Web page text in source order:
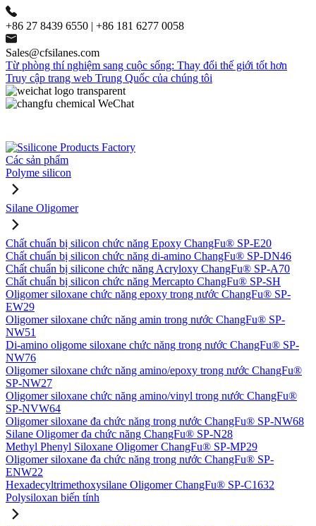
+86 27 8439 6550 | +86 181 6277 0058
Sales@cfsilanes.com
Từ phòng thí nghiệm sang cuộc sống: Thay đổi thế giới tốt hơn
Truy cập trang web Trung Quốc của chúng tôi
Các sản phẩm
Polyme silicon
Silane Oligomer
Chất chuẩn bị silicon chức năng Epoxy ChangFu® SP-E20
Chất chuẩn bị silicon chức năng di-amino ChangFu® SP-DN46
Chất chuẩn bị silicone chức năng Acryloxy ChangFu® SP-A70
Chất chuẩn bị silicon chức năng Mercapto ChangFu® SP-SH
Oligomer siloxane chức năng epoxy trong nước ChangFu® SP-
EW29
Oligomer siloxane chức năng amin trong nước ChangFu® SP-
NW51
Di-amino oligome siloxane chức năng trong nước ChangFu® SP-
NW76
Oligomer siloxane chức năng amino/epoxy trong nước ChangFu®
SP-NW27
Oligomer siloxane chức năng amino/vinyl trong nước ChangFu®
SP-NVW64
Oligomer siloxane đa chức năng trong nước ChangFu® SP-NW68
Silane Oligomer đa chức năng ChangFu® SP-N28
Methyl Phenyl Siloxane Oligomer ChangFu® SP-MP29
Oligomer siloxane đa chức năng trong nước ChangFu® SP-
ENW22
Hexadecyltrimethoxysilane Oligomer ChangFu® SP-C1632
Polysiloxan biến tính